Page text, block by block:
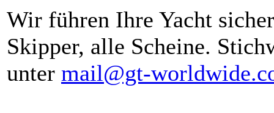
Wir führen Ihre Yacht
Skipper, alle Scheine.
unter mail@gt-